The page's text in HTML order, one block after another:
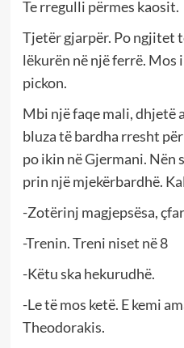
Te rregulli përmes kaosit.
Tjetër gjarpër. Po ngjitet
lëkurën në një ferrë. Mos
pickon.
Mbi një faqe mali, dhjetë
bluza të bardha rresht
po ikin në Gjermani. Nën
prin një mjekërbardhë.
-Zotërinj magjepsësa,
-Trenin. Treni niset në 8
-Këtu ska hekurudhë.
-Le të mos ketë. E kemi
Theodorakis.